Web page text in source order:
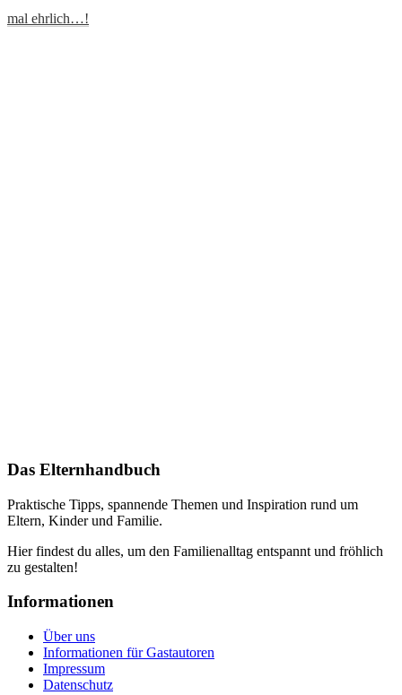
mal ehrlich…!
Das Elternhandbuch
Praktische Tipps, spannende Themen und Inspiration rund um
Eltern, Kinder und Familie.
Hier findest du alles, um den Familienalltag entspannt und fröhlich
zu gestalten!
Informationen
Über uns
Informationen für Gastautoren
Impressum
Datenschutz